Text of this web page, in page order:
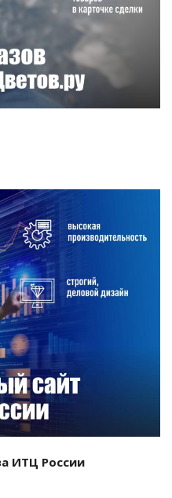
ИТЦ России